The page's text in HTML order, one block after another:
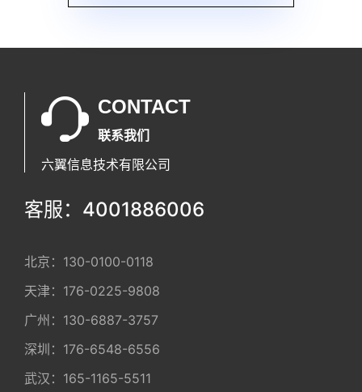
CONTACT
联系我们
六翼信息技术有限公司
客服：4001886006
北京： 130-0100-0118
天津： 176-0225-9808
广州： 130-6887-3757
深圳： 176-6548-6556
武汉： 165-1165-5511